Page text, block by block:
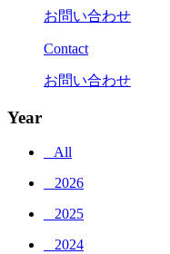
お問い合わせ
Contact
お問い合わせ
Year
_ All
_ 2026
_ 2025
_ 2024